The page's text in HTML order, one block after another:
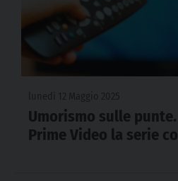
Umorismo sulle
Prime Video la serie